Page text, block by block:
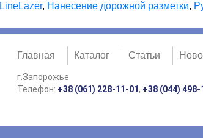
LineLazer, Нанесение дорожной разметки,
Главная Каталог Статьи
г.Запорожье
Телефон: +38 (061) 228-11-01, +38 (044) 498-